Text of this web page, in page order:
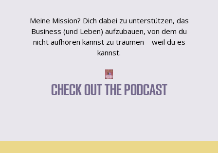
Meine Mission? Dich dabei zu unterstützen, das
Business (und Leben) aufzubauen, von dem du
nicht aufhören kannst zu träumen – weil du es
kannst.
CHECK OUT THE PODCAST